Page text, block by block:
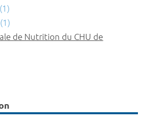
(1)
(1)
de Nutrition du CHU de